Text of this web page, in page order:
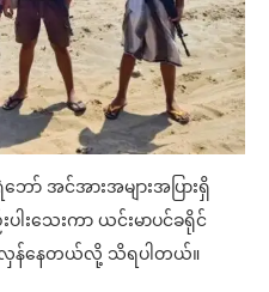
ော် အင်အားအများအပြားရှိ
းသေးကာ ယင်းမာပင်ခရိုင်
လှန်နေတယ်လို့ သိရပါတယ်။